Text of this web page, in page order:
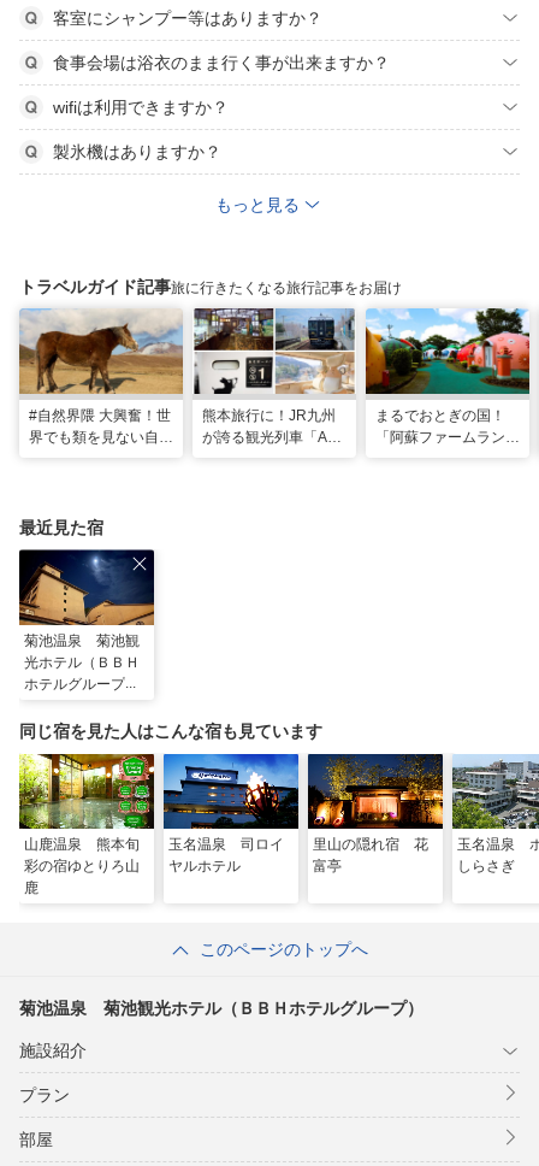
客室にシャンプー等はありますか？
食事会場は浴衣のまま行く事が出来ますか？
wifiは利用できますか？
製氷機はありますか？
もっと見る
トラベルガイド記事旅に行きたくなる旅行記事をお届け
#自然界隈 大興奮！世
界でも類を見ない自然
熊本旅行に！JR九州
が誇る観光列車「A列
まるでおとぎの国！
「阿蘇ファームラン
最近見た宿
菊池温泉 菊池観
光ホテル（ＢＢＨ
ホテルグループ）
同じ宿を見た人はこんな宿も見ています
山鹿温泉 熊本旬
彩の宿ゆとりろ山
鹿
玉名温泉 司ロイ
ヤルホテル
里山の隠れ宿 花
富亭
玉名温泉
しらさぎ
このページのトップへ
菊池温泉 菊池観光ホテル（ＢＢＨホテルグループ）
施設紹介
プラン
部屋